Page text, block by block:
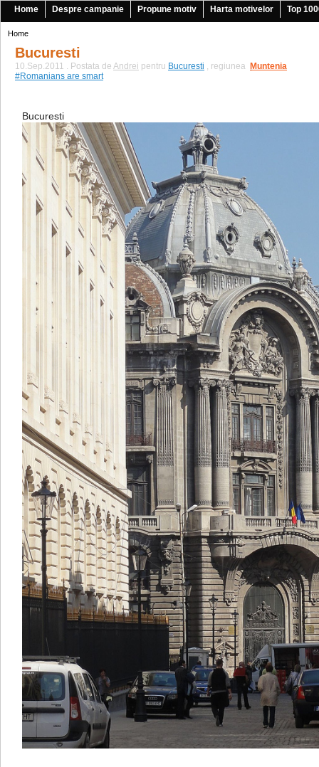
Home Despre campanie Propune motiv Harta motivelor Top
Home
Bucuresti
10.Sep.2011 . Postata de Andrei pentru Bucuresti , regiunea Muntenia
|
#Romanians are smart
Bucuresti